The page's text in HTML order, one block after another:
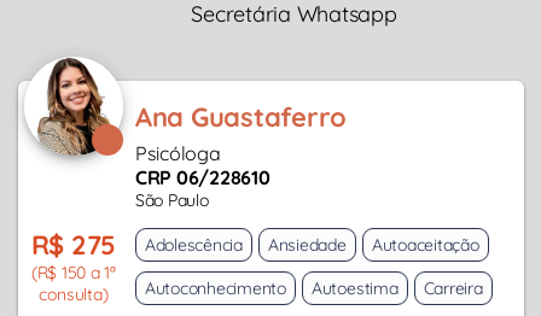
Secretária Whatsapp
Ana Guastaferro
Psicóloga
CRP 06/228610
São Paulo
R$ 275
(R$ 150 a 1ª
consulta)
Adolescência Ansiedade
Autoaceitação
Autoconhecimento
Autoestima Carreira